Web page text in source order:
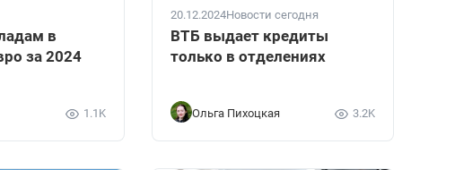
в
за 2024
1.1K
20.12.2024Новости сегодня
ВТБ выдает кредиты
только в отделениях
Ольга Пихоцкая 3.2K